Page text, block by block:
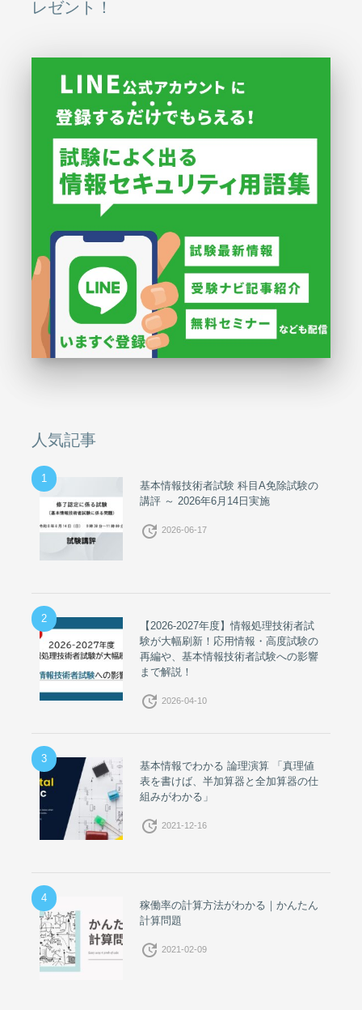
レゼント！
人気記事
1
基本情報技術者試験 科目A免除試験の
講評 ～ 2026年6月14日実施
update 2026-06-17
2
【2026-2027年度】情報処理技術者試
験が大幅刷新！応用情報・高度試験の
再編や、基本情報技術者試験への影響
まで解説！
update 2026-04-10
3
基本情報でわかる 論理演算 「真理値
表を書けば、半加算器と全加算器の仕
組みがわかる」
update 2021-12-16
4
稼働率の計算方法がわかる｜かんたん
計算問題
update 2021-02-09